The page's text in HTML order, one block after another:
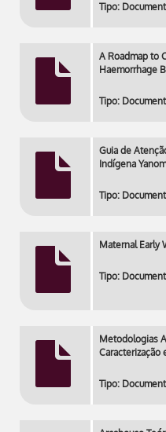
Tipo:
A Roadmap to
Haemorrhage
Tipo:
Guia de
Indígena
Tipo:
Maternal Early
Tipo:
Metodologias
Caracterização
Tipo: